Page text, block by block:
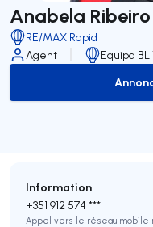
Anabela Ribeiro
RE/MAX Rapid
Agent
Equipa
Information
+351 912 574 ***
Appel vers le réseau mobile